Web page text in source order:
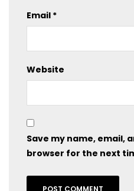
Email *
Website
Save my name, email,
browser for the next